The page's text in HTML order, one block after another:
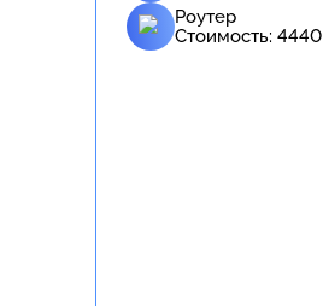
Роутер
Стоимость: 4440